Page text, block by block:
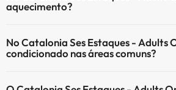
aquecimento?
áreas comuns.
No Catalonia Ses Estaques - Adults
condicionado nas áreas comuns?